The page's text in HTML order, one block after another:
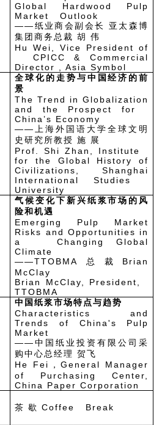
Global Hardwood Pulp
Market Outlook
——纸业商会副会长 亚太森博
集团商务总裁 胡 伟
Hu Wei, Vice President of
CPICC & Commercial
Director , Asia Symbol
全球化的走势与中国经济的前
景
The Trend in Globalization
and the Prospect for
China’s Economy
——上海外国语大学全球文明
史研究所教授 施 展
Prof. Shi Zhan, Institute
for the Global History of
Civilizations, Shanghai
International Studies
University
气候变化下新兴纸浆市场的风
险和机遇
Emerging Pulp Market
Risks and Opportunities in
a Changing Global
Climate
——TTOBMA总裁Brian
McClay
Brian McClay, President,
TTOBMA
中国纸浆市场特点与趋势
Characteristics and
Trends of China's Pulp
Market
——中国纸业投资有限公司采
购中心总经理 贺飞
He Fei，General Manager
of Purchasing Center,
China Paper Corporation
茶 歇 Coffee Break